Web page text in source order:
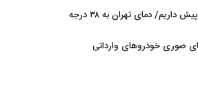
۴۰ تا ۵۰ روز گرمای نسبی در پیش داریم/ دمای تهران به ۳۸ درجه
صوری خودروهای وارداتی